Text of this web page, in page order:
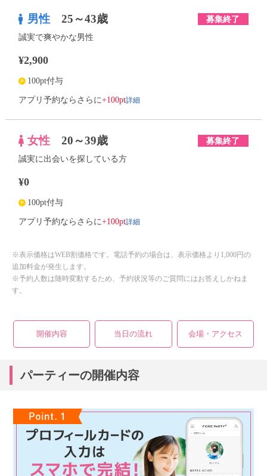
男性 25～43歳 募集終了
誠実で爽やかな男性
¥2,900
100pt付与
アプリ予約ならさらに+100pt詳細
女性 20～39歳 募集終了
誠実に出会いを探している方
¥0
100pt付与
アプリ予約ならさらに+100pt詳細
※表示価格はWEB割価格です。電話予約の場合は、表示価格より1,000円の
追加料金が発生します。
※予約人数は随時変動するため、予約状況等のご質問にはお答えしかねま
す。
開催内容 当日の流れ 会場・アクセス
パーティーの開催内容